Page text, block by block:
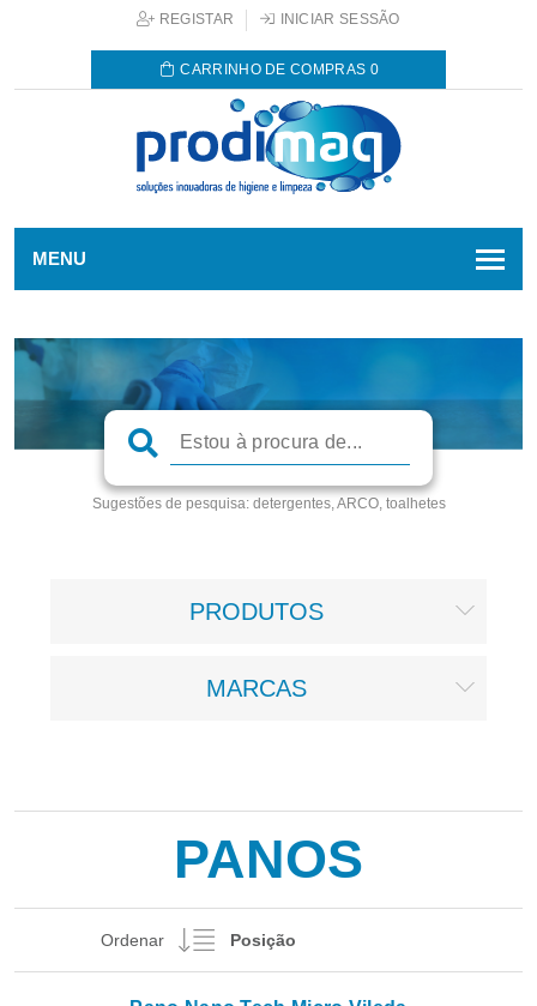
REGISTAR INICIAR SESSÃO
CARRINHO DE COMPRAS 0
MENU
Sugestões de pesquisa:detergentes, ARCO, toalhetes
PRODUTOS
MARCAS
PANOS
Ordenar